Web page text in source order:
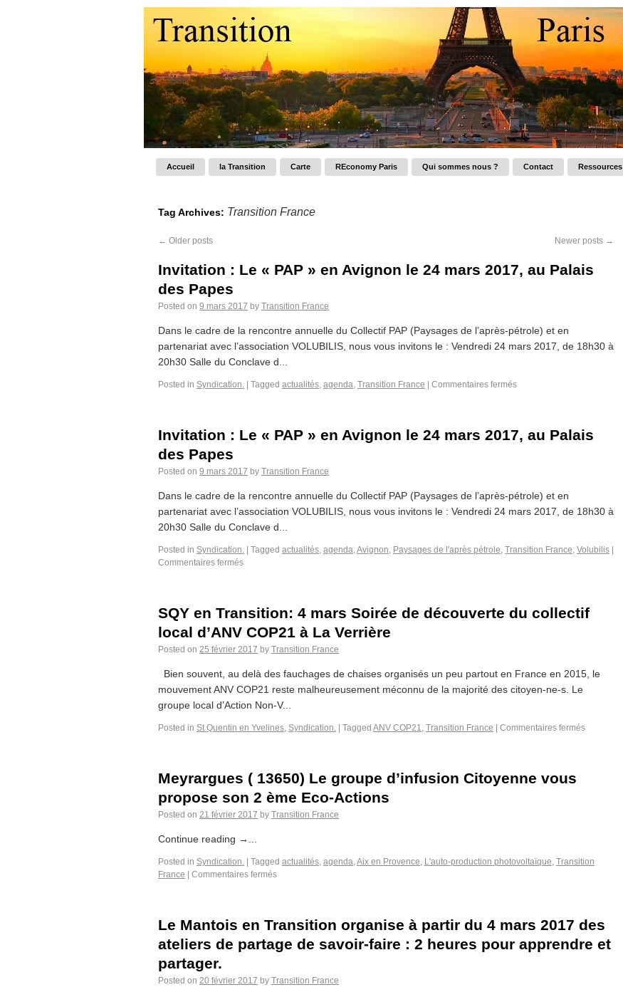
Accueil la Transition Carte REconomy Paris Qui sommes nous ? Contact Ressources
Tag Archives: Transition France
← Older posts Newer posts →
Invitation : Le « PAP » en Avignon le 24 mars 2017, au Palais
des Papes
Posted on 9 mars 2017 by Transition France
Dans le cadre de la rencontre annuelle du Collectif PAP (Paysages de l’après-pétrole) et en
partenariat avec l’association VOLUBILIS, nous vous invitons le : Vendredi 24 mars 2017, de 18h30 à
20h30 Salle du Conclave d...
Posted in Syndication. Tagged actualités, agenda, Transition France Commentaires fermés
Invitation : Le « PAP » en Avignon le 24 mars 2017, au Palais
des Papes
Posted on 9 mars 2017 by Transition France
Dans le cadre de la rencontre annuelle du Collectif PAP (Paysages de l’après-pétrole) et en
partenariat avec l’association VOLUBILIS, nous vous invitons le : Vendredi 24 mars 2017, de 18h30 à
20h30 Salle du Conclave d...
Posted in Syndication. Tagged actualités, agenda,Avignon, Paysages de l'après pétrole, Transition France, Volubilis
Commentaires fermés
SQY en Transition: 4 mars Soirée de découverte du collectif
local d’ANV COP21 à La Verrière
Posted on 25 février 2017 by Transition France
Bien souvent, au delà des fauchages de chaises organisés un peu partout en France en 2015, le
mouvement ANV COP21 reste malheureusement méconnu de la majorité des citoyen-ne-s. Le
groupe local d’Action Non-V...
Posted in St Quentin en Yvelines, Syndication. Tagged ANV COP21, Transition France Commentaires fermés
Meyrargues ( 13650) Le groupe d’infusion Citoyenne vous
propose son 2 ème Eco-Actions
Posted on 21 février 2017 by Transition France
Continue reading →...
Posted in Syndication. Tagged actualités, agenda,Aix en Provence, L'auto-production photovoltaïque, Transition
France
Commentaires fermés
Le Mantois en Transition organise à partir du 4 mars 2017 des
ateliers de partage de savoir-faire : 2 heures pour apprendre et
partager.
Posted on 20 février 2017 by Transition France